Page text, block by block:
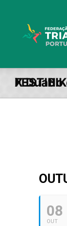
X Duatlo de Santarém (
08
OUT